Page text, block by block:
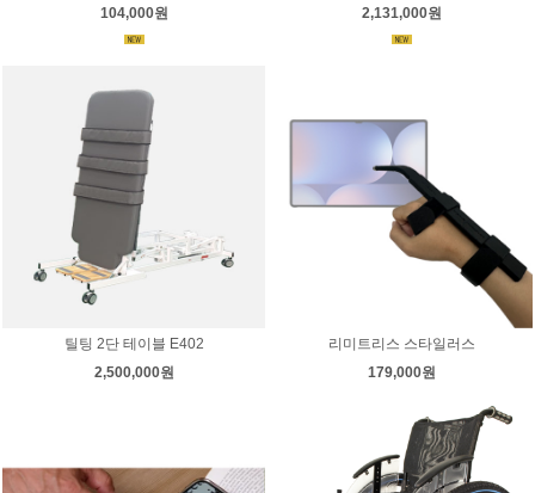
104,000원
2,131,000원
틸팅 2단 테이블 E402
2,500,000원
리미트리스 스타일러스
179,000원